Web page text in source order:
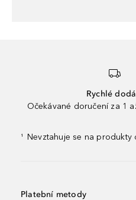
Rychlé
Očekávané doručení za 1
¹ Nevztahuje se na produkty
Platební metody